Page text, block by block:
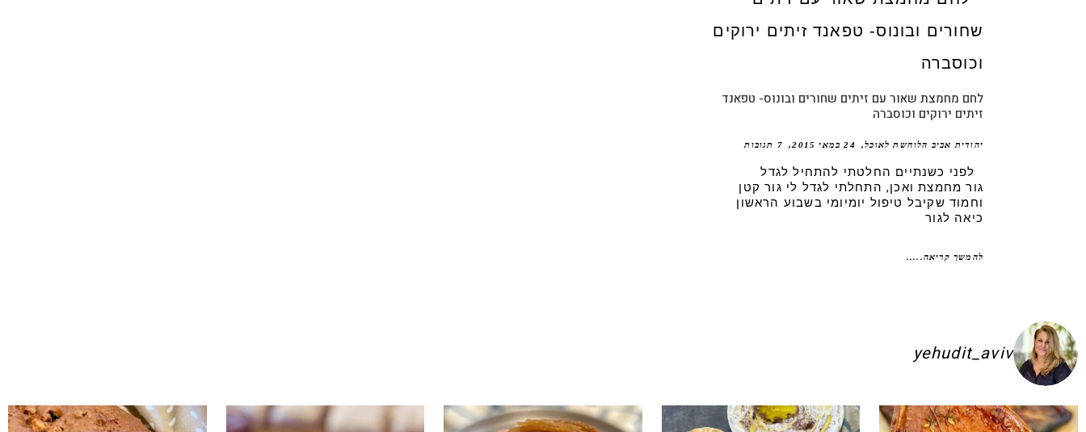
לחם מחמצת שאור עם זיתים שחורים ובונוס- טפאנד
זיתים ירוקים וכוסברה
יהודית אביב הלוחשת לאוכל 24 במאי 2015 7 תגובות
לפני כשנתיים החלטתי להתחיל לגדל
גור מחמצת ואכן, התחלתי לגדל לי גור קטן
וחמוד שקיבל טיפול יומיומי בשבוע הראשון
כיאה לגור
להמשך קריאה.....
yehudit_aviv
להשקיע בפיתות היסטריות
ג׳חנון תימני אמיתי!! ולא רק בעיני הוא הכי טעים שישלכל חובבי הקוקוס קומו להכין - חיתוכיות ריבה וקוקוס
גם אם אתם צמים מחר וגם אם לא- תכינו אותה!! קערה וכ